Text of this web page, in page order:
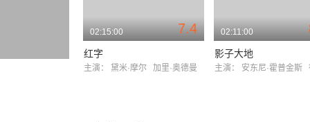
7.4
02:15:00
红字
主演： 黛米·摩尔 加里·奥德曼
02:11:00
影子大地
主演： 安东尼·霍普金斯